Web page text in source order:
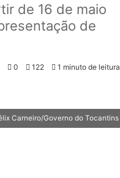
de 16 de maio
de
0 122 1 minuto de leitura
Carneiro/Governo do Tocantins